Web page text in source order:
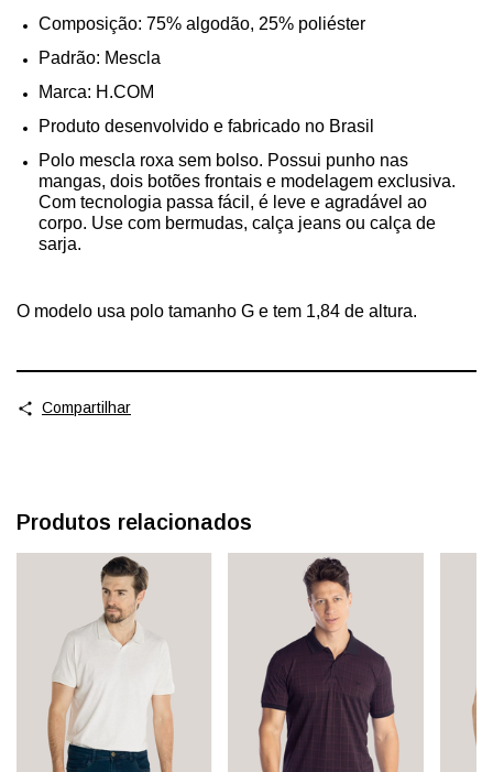
Composição: 75% algodão, 25% poliéster
Padrão: Mescla
Marca: H.COM
Produto desenvolvido e fabricado no Brasil
Polo mescla roxa sem bolso. Possui punho nas
mangas, dois botões frontais e modelagem exclusiva.
Com tecnologia passa fácil, é leve e agradável ao
corpo. Use com bermudas, calça jeans ou calça de
sarja.
O modelo usa polo tamanho G e tem 1,84 de altura.
Compartilhar
Produtos relacionados